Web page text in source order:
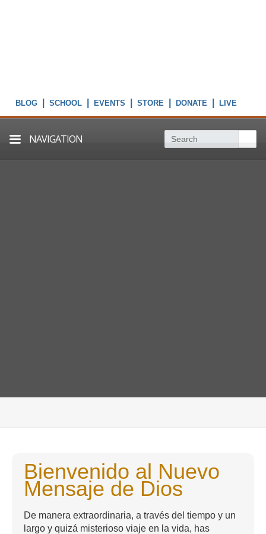
NAVIGATION
Bienvenido al Nuevo
Mensaje de Dios
De manera extraordinaria, a través del tiempo y un
largo y quizá misterioso viaje en la vida, has